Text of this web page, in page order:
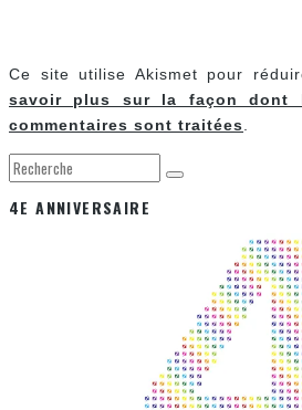
Ce site utilise Akismet pour
savoir plus sur la façon dont
commentaires sont traitées
4E ANNIVERSAIRE